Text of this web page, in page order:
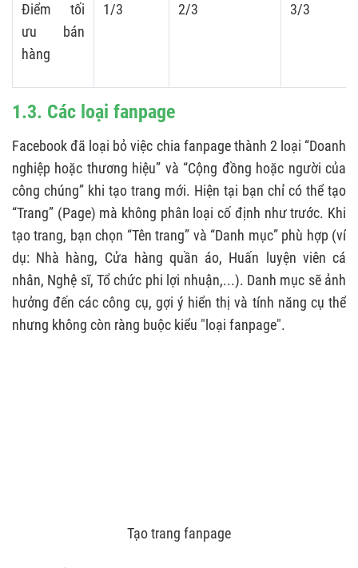
Điểm tối
ưu bán
hàng
1/3 2/3 3/3
1.3. Các loại fanpage
Facebook đã loại bỏ việc chia fanpage thành 2 loại “Doanh
nghiệp hoặc thương hiệu” và “Cộng đồng hoặc người của
công chúng” khi tạo trang mới. Hiện tại bạn chỉ có thể tạo
“Trang” (Page) mà không phân loại cố định như trước. Khi
tạo trang, bạn chọn “Tên trang” và “Danh mục” phù hợp (ví
dụ: Nhà hàng, Cửa hàng quần áo, Huấn luyện viên cá
nhân, Nghệ sĩ, Tổ chức phi lợi nhuận,...). Danh mục sẽ ảnh
hưởng đến các công cụ, gợi ý hiển thị và tính năng cụ thể
nhưng không còn ràng buộc kiểu "loại fanpage".
Tạo trang fanpage